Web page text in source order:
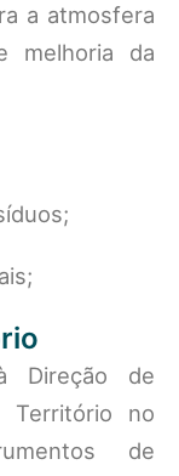
a atmosfera
melhoria da
Direção de
Território no
de